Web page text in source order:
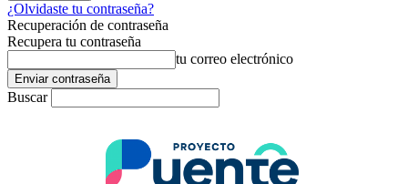
¿Olvidaste tu contraseña?
Recuperación de contraseña
Recupera tu contraseña
tu correo electrónico
Buscar